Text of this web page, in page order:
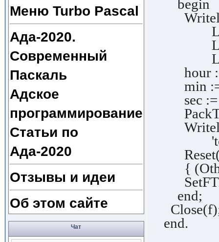
Меню Turbo Pascal
Ада-2020.
Современный
Паскаль
Адское
программирование
Статьи по
Ада-2020
Отзывы и идеи
Об этом сайте
Чат
begin
hour
min :=
sec :=
'to one
{
end;
end.